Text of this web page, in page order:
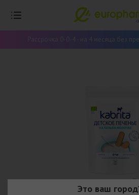
Рассрочка 0-0-4 - на 4 месяца без
Это ваш